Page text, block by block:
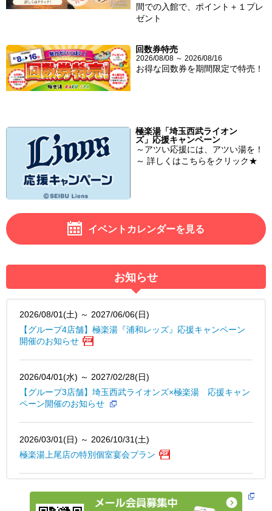
間での入館で、ポイント＋１プレ
ゼント
回数券特売
2026/08/08 ～ 2026/08/16
お得な回数券を期間限定で特売！
極楽湯「埼玉西武ライオン
ズ」応援キャンペーン
～アツい応援には、アツい湯を！
～ 詳しくはこちらをクリック★
イベントカレンダーを見る
お知らせ
2026/08/01(土) ～ 2027/06/06(日)
【グループ4店舗】極楽湯『浦和レッズ』応援キャンペーン
開催のお知らせ
2026/04/01(水) ～ 2027/02/28(日)
【グループ3店舗】埼玉西武ライオンズ×極楽湯 応援キャン
ペーン開催のお知らせ
2026/03/01(日) ～ 2026/10/31(土)
極楽湯上尾店の特別個室宴会プラン
2026/03/07(土) ～ 2026/03/08(日)
3月7日は“サウナの日”『胡蝶蘭美容液』の贅沢なサウナの日